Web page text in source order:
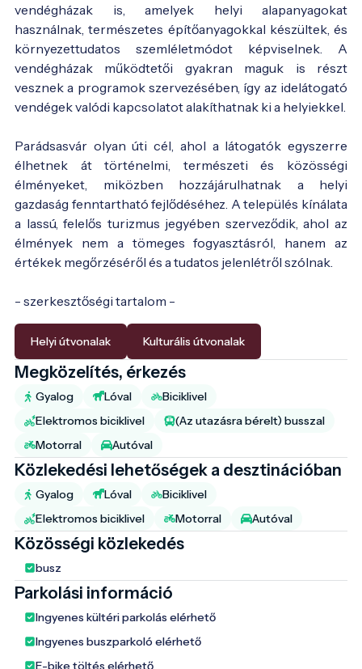
vendégházak is, amelyek helyi alapanyagokat
használnak, természetes építőanyagokkal készültek, és
környezettudatos szemléletmódot képviselnek. A
vendégházak működtetői gyakran maguk is részt
vesznek a programok szervezésében, így az idelátogató
vendégek valódi kapcsolatot alakíthatnak ki a helyiekkel.
Parádsasvár olyan úti cél, ahol a látogatók egyszerre
élhetnek át történelmi, természeti és közösségi
élményeket, miközben hozzájárulhatnak a helyi
gazdaság fenntartható fejlődéséhez. A település kínálata
a lassú, felelős turizmus jegyében szerveződik, ahol az
élmények nem a tömeges fogyasztásról, hanem az
értékek megőrzéséről és a tudatos jelenlétről szólnak.
- szerkesztőségi tartalom -
Helyi útvonalak Kulturális útvonalak
Megközelítés, érkezés
Gyalog Lóval
Biciklivel
Elektromos biciklivel
(Az utazásra bérelt) busszal
Motorral
Autóval
Közlekedési lehetőségek a desztinációban
Gyalog Lóval
Biciklivel
Elektromos biciklivel
Motorral Autóval
Közösségi közlekedés
busz
Parkolási információ
Ingyenes kültéri parkolás elérhető
Ingyenes buszparkoló elérhető
E-bike töltés elérhető